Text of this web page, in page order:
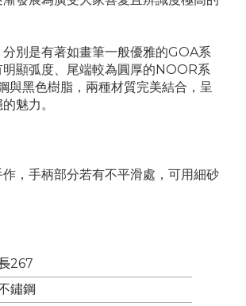
別是有著如畫筆一般優雅的GOA系
顯弧度、尾端較為圓厚的NOOR系
與黑色樹脂，兩種材質完美結合，呈
魅力。
，手柄部分若有不平滑處，可用細砂
267
鏽鋼